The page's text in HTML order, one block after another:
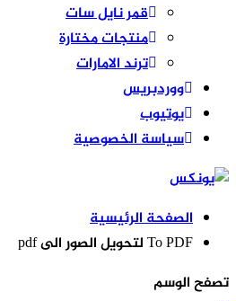
قمر نايل سات
منتجات مختارة
ترند الامارات
ووردبريس
يوتيوب
سياسة الخصوصية
الصفحة الرئيسية
To PDF لتحويل الصور الى pdf
تصفح الوسم